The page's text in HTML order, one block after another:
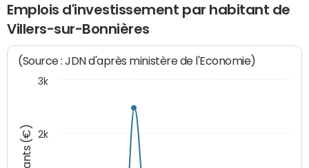
Emplois d'investissement par habitant de
Villers-sur-Bonnières
(Source : JDN d'après ministère de l'Economie)
2k
3k